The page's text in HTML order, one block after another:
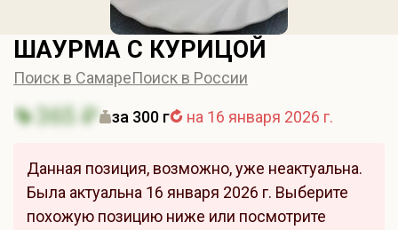
ШАУРМА С КУРИЦОЙ
Поиск в СамареПоиск в России
365 ₽ за 300 г на 16 января 2026 г.
Данная позиция, возможно, уже неактуальна.
Была актуальна 16 января 2026 г. Выберите
похожую позицию ниже или посмотрите